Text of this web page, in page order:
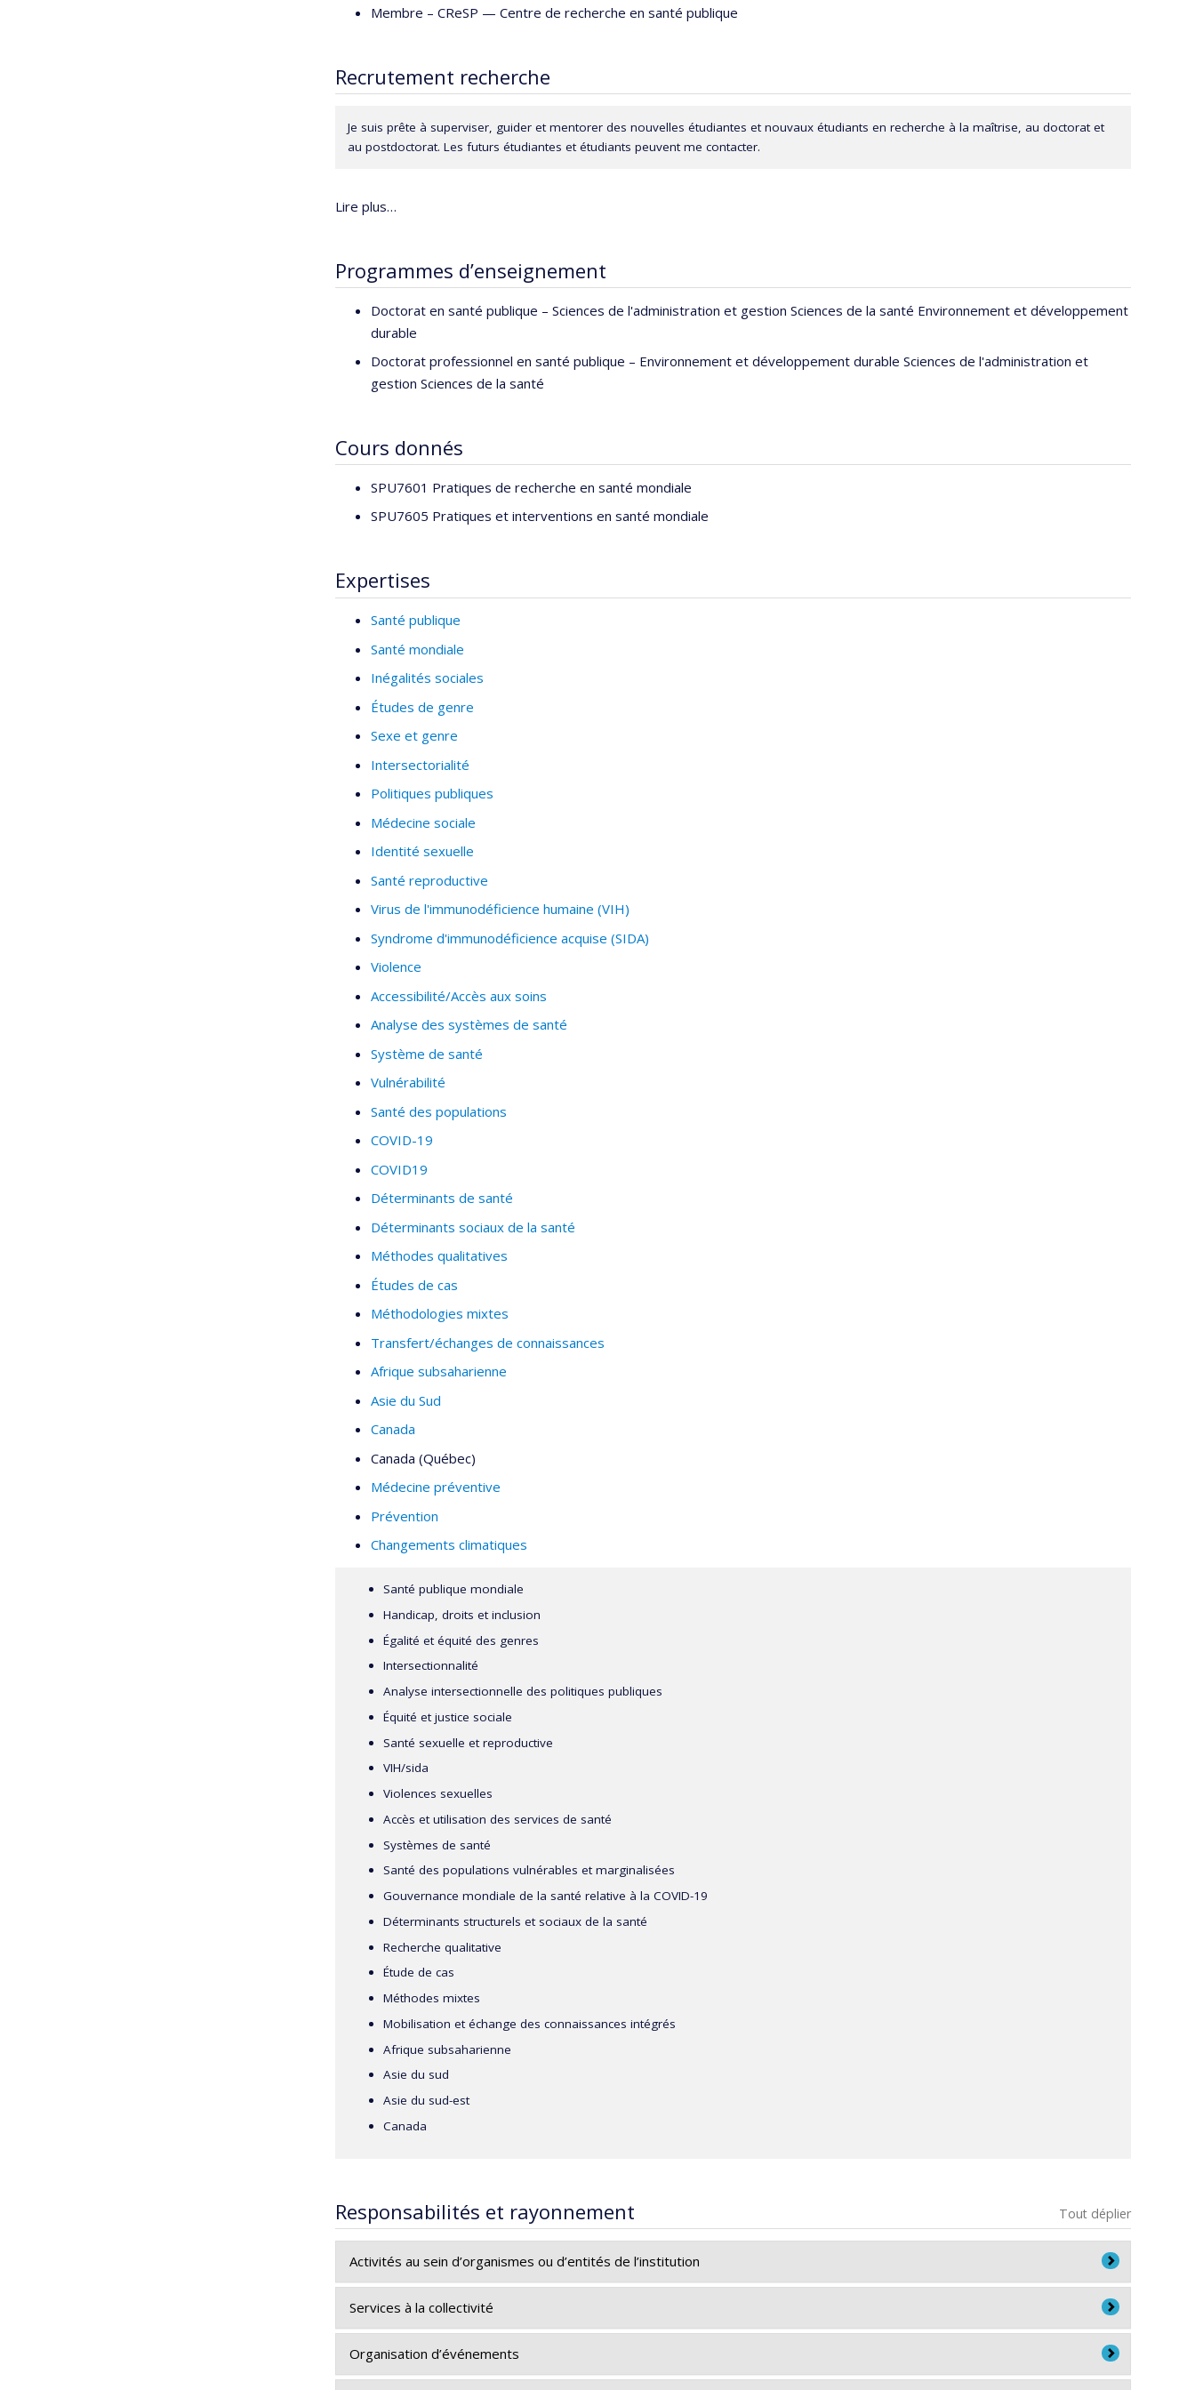
publiques, les déterminants structurels et sociaux de la santé, l’équité et l’égalité des genres, la santé sexuelle et reproductive
Elle s’intéresse particulièrement aux relations transnationales, aux dynamiques de pouvoir, aux contextes socio-politiques et
environnementaux, aux partenariats authentiques en recherche et à la diversité dans les collaborations en santé mondiale. Elle
est membre cofondatrice de la
Women in Global Health Canada
Membre – CReSP — Centre de recherche en santé publique
Recrutement recherche
Je suis prête à superviser, guider et mentorer des nouvelles étudiantes et nouvaux étudiants en recherche à la maîtrise, au doctorat et
au postdoctorat. Les futurs étudiantes et étudiants peuvent me contacter.
Lire plus…
Programmes d’enseignement
Doctorat en santé publique – Sciences de l'administration et gestion Sciences de la santé Environnement et développement
durable
Doctorat professionnel en santé publique – Environnement et développement durable Sciences de l'administration et
gestion Sciences de la santé
Cours donnés
SPU7601 Pratiques de recherche en santé mondiale
SPU7605 Pratiques et interventions en santé mondiale
Expertises
Santé publique
Santé mondiale
Inégalités sociales
Études de genre
Sexe et genre
Intersectorialité
Politiques publiques
Médecine sociale
Identité sexuelle
Santé reproductive
Virus de l'immunodéficience humaine (VIH)
Syndrome d'immunodéficience acquise (SIDA)
Violence
Accessibilité/Accès aux soins
Analyse des systèmes de santé
Système de santé
Vulnérabilité
Santé des populations
COVID-19
COVID19
Déterminants de santé
Déterminants sociaux de la santé
Méthodes qualitatives
Études de cas
Méthodologies mixtes
Transfert/échanges de connaissances
Afrique subsaharienne
Asie du Sud
Canada
Canada (Québec)
Médecine préventive
Prévention
Changements climatiques
Santé publique mondiale
Handicap, droits et inclusion
Égalité et équité des genres
Intersectionnalité
Analyse intersectionnelle des politiques publiques
Équité et justice sociale
Santé sexuelle et reproductive
VIH/sida
Violences sexuelles
Accès et utilisation des services de santé
Systèmes de santé
Santé des populations vulnérables et marginalisées
Gouvernance mondiale de la santé relative à la COVID-19
Déterminants structurels et sociaux de la santé
Recherche qualitative
Étude de cas
Méthodes mixtes
Mobilisation et échange des connaissances intégrés
Afrique subsaharienne
Asie du sud
Asie du sud-est
Canada
Responsabilités et rayonnement Tout déplier
Activités au sein d’organismes ou d’entités de l’institution
Ambassadrice facultaire, Équité, diversité et inclusion, École de santé publique, Université de Montréal
Services à la collectivité
Rédactrice académique, Plos Global Public Health (2023- )
Membre, Comité consultatif externe, Stratégie de formation des Trois agences (2023-2024)
Organisation d’événements